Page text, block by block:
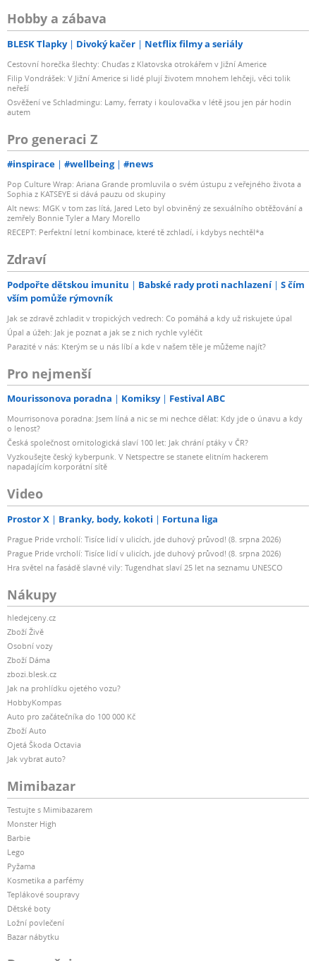
Hobby a zábava
BLESK Tlapky Divoký kačer Netflix filmy a seriály
Cestovní horečka šlechty: Chuďas z Klatovska otrokářem v Jižní Americe
Filip Vondrášek: V Jižní Americe si lidé plují životem mnohem lehčeji, věci tolik
neřeší
Osvěžení ve Schladmingu: Lamy, ferraty i koulovačka v létě jsou jen pár hodin
autem
Pro generaci Z
#inspirace #wellbeing #news
Pop Culture Wrap: Ariana Grande promluvila o svém ústupu z veřejného života a
Sophia z KATSEYE si dává pauzu od skupiny
Alt news: MGK v tom zas lítá, Jared Leto byl obviněný ze sexuálního obtěžování a
zemřely Bonnie Tyler a Mary Morello
RECEPT: Perfektní letní kombinace, které tě zchladí, i kdybys nechtěl*a
Zdraví
Podpořte dětskou imunitu Babské rady proti nachlazení
S čím
vším pomůže rýmovník
Jak se zdravě zchladit v tropických vedrech: Co pomáhá a kdy už riskujete úpal
Úpal a úžeh: Jak je poznat a jak se z nich rychle vyléčit
Parazité v nás: Kterým se u nás líbí a kde v našem těle je můžeme najít?
Pro nejmenší
Mourissonova poradna Komiksy Festival ABC
Mourrisonova poradna: Jsem líná a nic se mi nechce dělat: Kdy jde o únavu a kdy
o lenost?
Česká společnost ornitologická slaví 100 let: Jak chrání ptáky v ČR?
Vyzkoušejte český kyberpunk. V Netspectre se stanete elitním hackerem
napadajícím korporátní sítě
Video
Prostor X Branky, body, kokoti Fortuna liga
Prague Pride vrcholí: Tisíce lidí v ulicích, jde duhový průvod! (8. srpna 2026)
Prague Pride vrcholí: Tisíce lidí v ulicích, jde duhový průvod! (8. srpna 2026)
Hra světel na fasádě slavné vily: Tugendhat slaví 25 let na seznamu UNESCO
Nákupy
hledejceny.cz
Zboží Živě
Osobní vozy
Zboží Dáma
zbozi.blesk.cz
Jak na prohlídku ojetého vozu?
HobbyKompas
Auto pro začátečníka do 100 000 Kč
Zboží Auto
Ojetá Škoda Octavia
Jak vybrat auto?
Mimibazar
Testujte s Mimibazarem
Monster High
Barbie
Lego
Pyžama
Kosmetika a parfémy
Teplákové soupravy
Dětské boty
Ložní povlečení
Bazar nábytku